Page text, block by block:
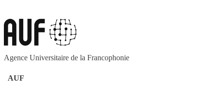
Agence Universitaire de la Francophonie
AUF